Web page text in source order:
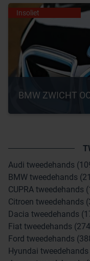
Insoliet
BMW ZWICHT
Audi tweedehands
BMW tweedehands
CUPRA tweedehands
Citroen tweedehands
Dacia tweedehands
Fiat tweedehands
Ford tweedehands
Hyundai tweedehands